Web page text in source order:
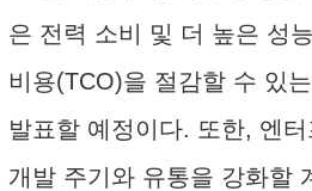
은 전력 소비 및 더 높은 성
비용(TCO)을 절감할 수 있
발표할 예정이다. 또한, 엔
개발 주기와 유통을 강화할